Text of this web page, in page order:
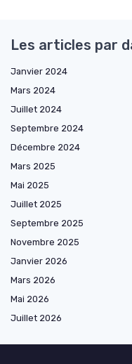
Les articles par
Janvier 2024
Mars 2024
Juillet 2024
Septembre 2024
Décembre 2024
Mars 2025
Mai 2025
Juillet 2025
Septembre 2025
Novembre 2025
Janvier 2026
Mars 2026
Mai 2026
Juillet 2026